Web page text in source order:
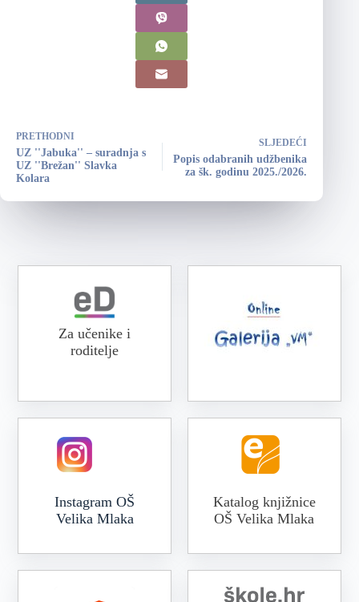
PRETHODNI
UZ ''Jabuka'' – suradnja s
UZ ''Brežan'' Slavka
Kolara
SLJEDEĆI
Popis odabranih udžbenika
za šk. godinu 2025./2026.
Za učenike i
roditelje
Instagram OŠ
Velika Mlaka
Katalog knjižnice
OŠ Velika Mlaka